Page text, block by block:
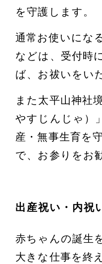
を守護します。
通常お使いにな
などは、受付時
ば、お祓いをい
また太平山神社
やすじんじゃ）
産・無事生育を
で、お参りをお
出産祝い・内祝
赤ちゃんの誕生
大きな仕事を終